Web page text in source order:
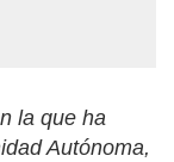
la que ha
Autónoma,